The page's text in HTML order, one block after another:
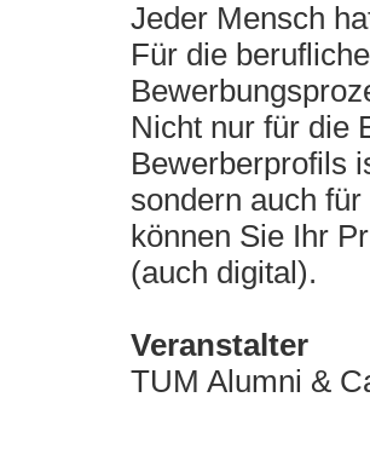
Jeder Mensch
Für die
Nicht nur für die
Bewerberprofils
sondern auch
können Sie Ihr
(auch digital).
Veranstalter
TUM Alumni &